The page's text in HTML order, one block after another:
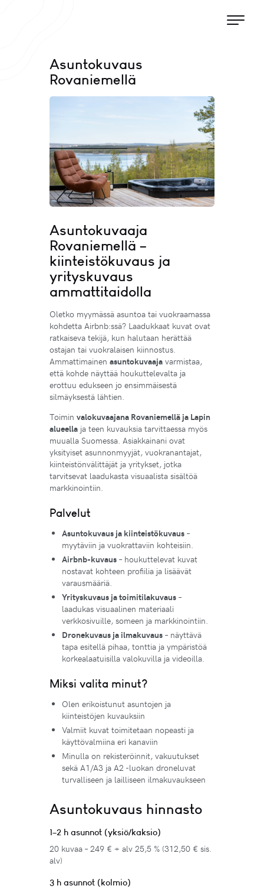
Asuntokuvaus
Rovaniemellä
Asuntokuvaaja
Rovaniemellä –
kiinteistökuvaus ja
yrityskuvaus
ammattitaidolla
Oletko myymässä asuntoa tai vuokraamassa
kohdetta Airbnb:ssä? Laadukkaat kuvat ovat
ratkaiseva tekijä, kun halutaan herättää
ostajan tai vuokralaisen kiinnostus.
Ammattimainen asuntokuvaaja varmistaa,
että kohde näyttää houkuttelevalta ja
erottuu edukseen jo ensimmäisestä
silmäyksestä lähtien.
Toimin valokuvaajana Rovaniemellä ja Lapin
alueella ja teen kuvauksia tarvittaessa myös
muualla Suomessa. Asiakkainani ovat
yksityiset asunnonmyyjät, vuokranantajat,
kiinteistönvälittäjät ja yritykset, jotka
tarvitsevat laadukasta visuaalista sisältöä
markkinointiin.
Palvelut
Asuntokuvaus ja kiinteistökuvaus –
myytäviin ja vuokrattaviin kohteisiin.
Airbnb-kuvaus – houkuttelevat kuvat
nostavat kohteen profiilia ja lisäävät
varausmääriä.
Yrityskuvaus ja toimitilakuvaus –
laadukas visuaalinen materiaali
verkkosivuille, someen ja markkinointiin.
Dronekuvaus ja ilmakuvaus – näyttävä
tapa esitellä pihaa, tonttia ja ympäristöä
korkealaatuisilla valokuvilla ja videoilla.
Miksi valita minut?
Olen erikoistunut asuntojen ja
kiinteistöjen kuvauksiin
Valmiit kuvat toimitetaan nopeasti ja
käyttövalmiina eri kanaviin
Minulla on rekisteröinnit, vakuutukset
sekä A1/A3 ja A2 -luokan droneluvat
turvalliseen ja lailliseen ilmakuvaukseen
Asuntokuvaus hinnasto
1–2 h asunnot (yksiö/kaksio)
20 kuvaa – 249 € + alv 25,5 % (312,50 € sis.
alv)
3 h asunnot (kolmio)